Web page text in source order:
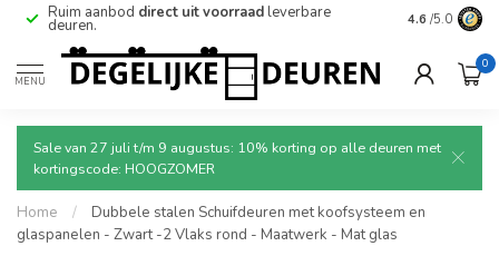
Betrouwbareenveiligelevering met tracking.
4.6 /5.0
MENU
0
Sale van 27 juli t/m 9 augustus: 10% korting op alle deuren met
kortingscode: HOOGZOMER
Home /
Dubbele stalen Schuifdeuren met koofsysteem en
glaspanelen - Zwart -2 Vlaks rond - Maatwerk - Mat glas